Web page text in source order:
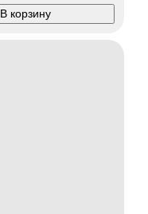
В корзину